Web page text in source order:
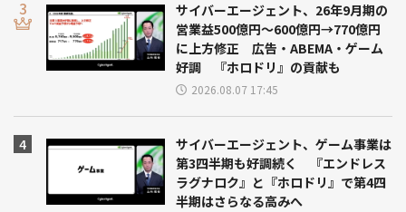
サイバーエージェント、26年9月期の
営業益500億円～600億円→770億円
に上方修正 広告・ABEMA・ゲーム
好調 『ホロドリ』の貢献も
2026.08.07 17:45
サイバーエージェント、ゲーム事業は
第3四半期も好調続く 『エンドレス
ラグナロク』と『ホロドリ』で第4四
半期はさらなる高みへ